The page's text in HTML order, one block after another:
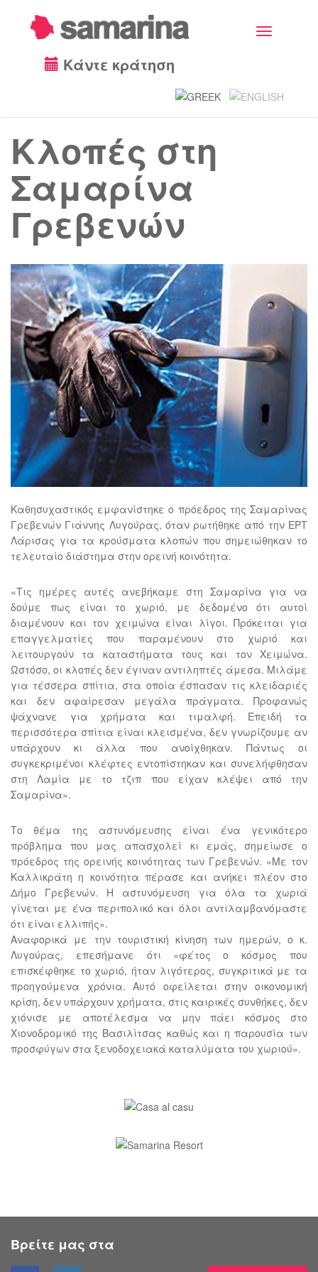
Toggle
Κάντε κράτηση
Κλοπές στη
Σαμαρίνα
Γρεβενών
Καθησυχαστικός εμφανίστηκε ο πρόεδρος της Σαμαρίνας
Γρεβενών Γιάννης Λυγούρας, όταν ρωτήθηκε από την ΕΡΤ
Λάρισας για τα κρούσματα κλοπών που σημειώθηκαν το
τελευταίο διάστημα στην ορεινή κοινότητα.
«Τις ημέρες αυτές ανεβήκαμε στη Σαμαρίνα για να
δούμε πως είναι το χωριό, με δεδομένο ότι αυτοί
διαμένουν και τον χειμώνα είναι λίγοι. Πρόκειται για
επαγγελματίες που παραμένουν στο χωριό και
λειτουργούν τα καταστήματα τους και τον Χειμώνα.
Ωστόσο, οι κλοπές δεν έγιναν αντιληπτές άμεσα. Μιλάμε
για τέσσερα σπίτια, στα οποία έσπασαν τις κλειδαριές
και δεν αφαίρεσαν μεγάλα πράγματα. Προφανώς
ψάχνανε για χρήματα και τιμαλφή. Επειδή τα
περισσότερα σπίτια είναι κλεισμένα, δεν γνωρίζουμε αν
υπάρχουν κι άλλα που ανοίχθηκαν. Πάντως οι
συγκεκριμένοι κλέφτες εντοπίστηκαν και συνελήφθησαν
στη Λαμία με το τζιπ που είχαν κλέψει από την
Σαμαρίνα».
Το θέμα της αστυνόμευσης είναι ένα γενικότερο
πρόβλημα που μας απασχολεί κι εμάς, σημείωσε ο
πρόεδρος της ορεινής κοινότητας των Γρεβενών. «Με τον
Καλλικράτη η κοινότητα πέρασε και ανήκει πλέον στο
Δήμο Γρεβενών. Η αστυνόμευση για όλα τα χωριά
γίνεται με ένα περιπολικό και όλοι αντιλαμβανόμαστε
ότι είναι ελλιπής».
Αναφορικά με την τουριστική κίνηση των ημερών, ο κ.
Λυγούρας, επεσήμανε ότι «φέτος ο κόσμος που
επισκέφθηκε το χωριό, ήταν λιγότερος, συγκριτικά με τα
προηγούμενα χρόνια. Αυτό οφείλεται στην οικονομική
κρίση, δεν υπάρχουν χρήματα, στις καιρικές συνθήκες, δεν
χιόνισε με αποτέλεσμα να μην πάει κόσμος στο
Χιονοδρομικό της Βασιλίτσας καθώς και η παρουσία των
προσφύγων στα ξενοδοχειακά καταλύματα του χωριού».
Βρείτε μας στα